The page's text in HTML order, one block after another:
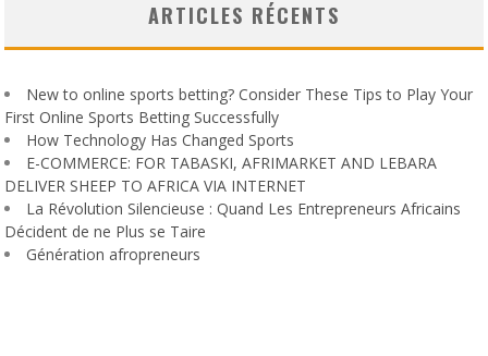
ARTICLES RÉCENTS
New to online sports betting? Consider These Tips to Play Your
First Online Sports Betting Successfully
How Technology Has Changed Sports
E-COMMERCE: FOR TABASKI, AFRIMARKET AND LEBARA
DELIVER SHEEP TO AFRICA VIA INTERNET
La Révolution Silencieuse : Quand Les Entrepreneurs Africains
Décident de ne Plus se Taire
Génération afropreneurs